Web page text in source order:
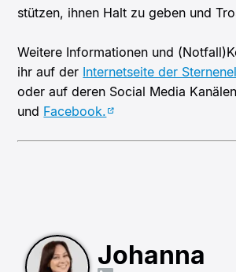
stützen, ihnen Halt zu geben und
Weitere Informationen und
ihr auf der Internetseite der
oder auf deren Social Media
und Facebook.
Johanna